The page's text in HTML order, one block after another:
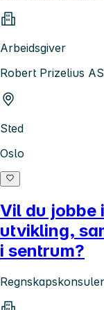
Arbeidsgiver
Robert Prizelius AS
Sted
Oslo
Vil du jobbe
utvikling,
i sentrum?